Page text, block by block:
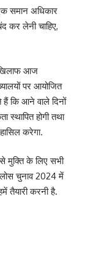
समान अधिकार
कर लेनी चाहिए,
खिलाफ आज
पर आयोजित
हैं कि आने वाले दिनों
होगी तथा
करेगा.
से मुक्ति के लिए सभी
चुनाव 2024 में
तैयारी करनी है.